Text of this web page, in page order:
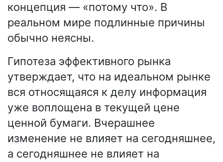
концепция — «потому что». В
реальном мире подлинные причины
обычно неясны.
Гипотеза эффективного рынка
утверждает, что на идеальном рынке
вся относящаяся к делу информация
уже воплощена в текущей цене
ценной бумаги. Вчерашнее
изменение не влияет на сегодняшнее,
а сегодняшнее не влияет на